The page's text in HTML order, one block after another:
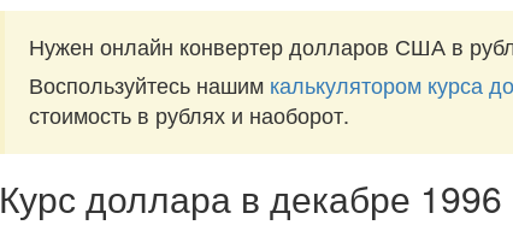
Нужен онлайн конвертер долларов США в
Воспользуйтесь нашим калькулятором курса
стоимость в рублях и наоборот.
Курс доллара в декабре